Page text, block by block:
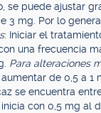
se puede ajustar
mg. Por lo
: Iniciar el
una frecuencia
Para alteraciones
de 0,5 a
se encuentra
con 0,5 mg al